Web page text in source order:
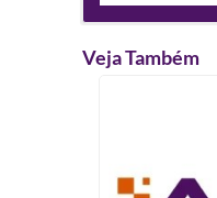
Veja Também